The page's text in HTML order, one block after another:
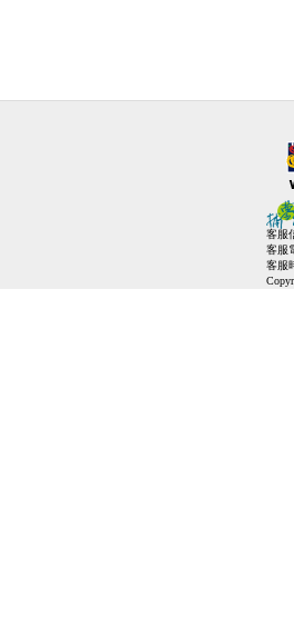
客服
客服
客服